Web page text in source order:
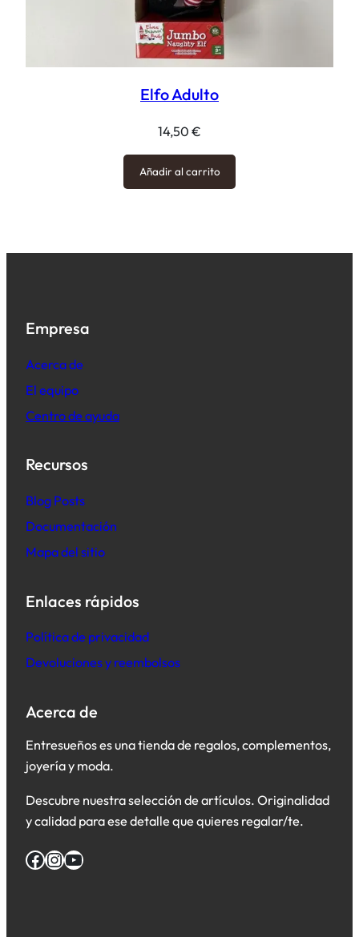
Elfo Adulto
14,50 €
Añadir al carrito
Empresa
Acerca de
El equipo
Centro de ayuda
Recursos
Blog Posts
Documentación
Mapa del sitio
Enlaces rápidos
Política de privacidad
Devoluciones y reembolsos
Acerca de
Entresueños es una tienda de regalos, complementos,
joyería y moda.
Descubre nuestra selección de artículos. Originalidad
y calidad para ese detalle que quieres regalar/te.
Facebook InstagramYouTube